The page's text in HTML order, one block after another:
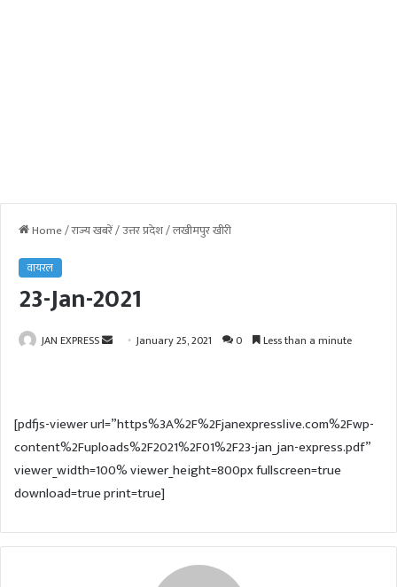
Home/राज्य खबरें/उत्तर प्रदेश/लखीमपुर खीरी
वायरल
23-Jan-2021
JAN EXPRESS
a
n
e
m
i
January 25, 2021 0 Less than a minute
[pdfjs-viewer url=”https%3A%2F%2Fjanexpresslive.com%2Fwp-
content%2Fuploads%2F2021%2F01%2F23-jan_jan-express.pdf”
viewer_width=100% viewer_height=800px fullscreen=true
download=true print=true]